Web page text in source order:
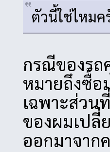
ตัวนี้ใช่ไหม
กรณีของรถ
หมายถึงซื้อ
เฉพาะส่วน
ของผมเปลี่
ออกมาจา